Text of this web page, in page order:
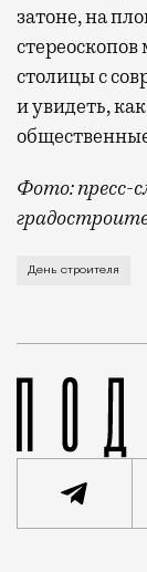
затоне, на
столицы с
и увидеть,
Фото: пресс-
В этом году
День строителя